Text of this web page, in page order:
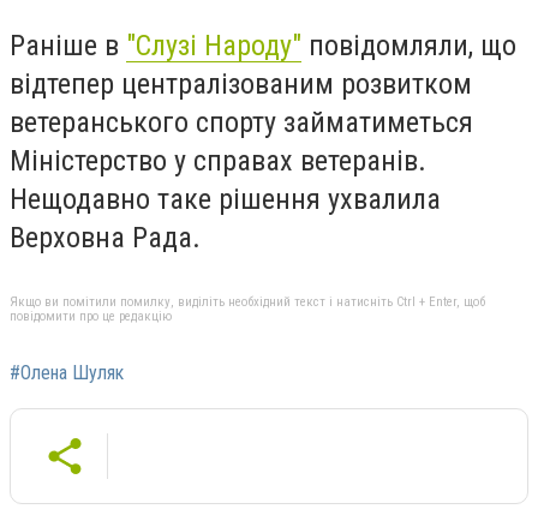
Раніше в "Слузі Народу" повідомляли, що
відтепер централізованим розвитком
ветеранського спорту займатиметься
Міністерство у справах ветеранів.
Нещодавно таке рішення ухвалила
Верховна Рада.
Якщо ви помітили помилку, виділіть необхідний текст і натисніть Ctrl + Enter, щоб
повідомити про це редакцію
#Олена Шуляк